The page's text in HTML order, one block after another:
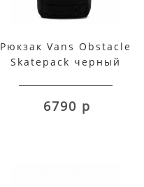
Рюкзак Vans Obstacle
Skatepack черный
6790 р